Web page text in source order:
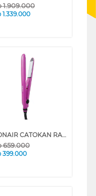
1.909.000
1.339.000
CONAIR CATOKAN RAMBUT TOURMALINE CERAMIC HAIR STRAIGHTENER CS89RID
659.000
399.000